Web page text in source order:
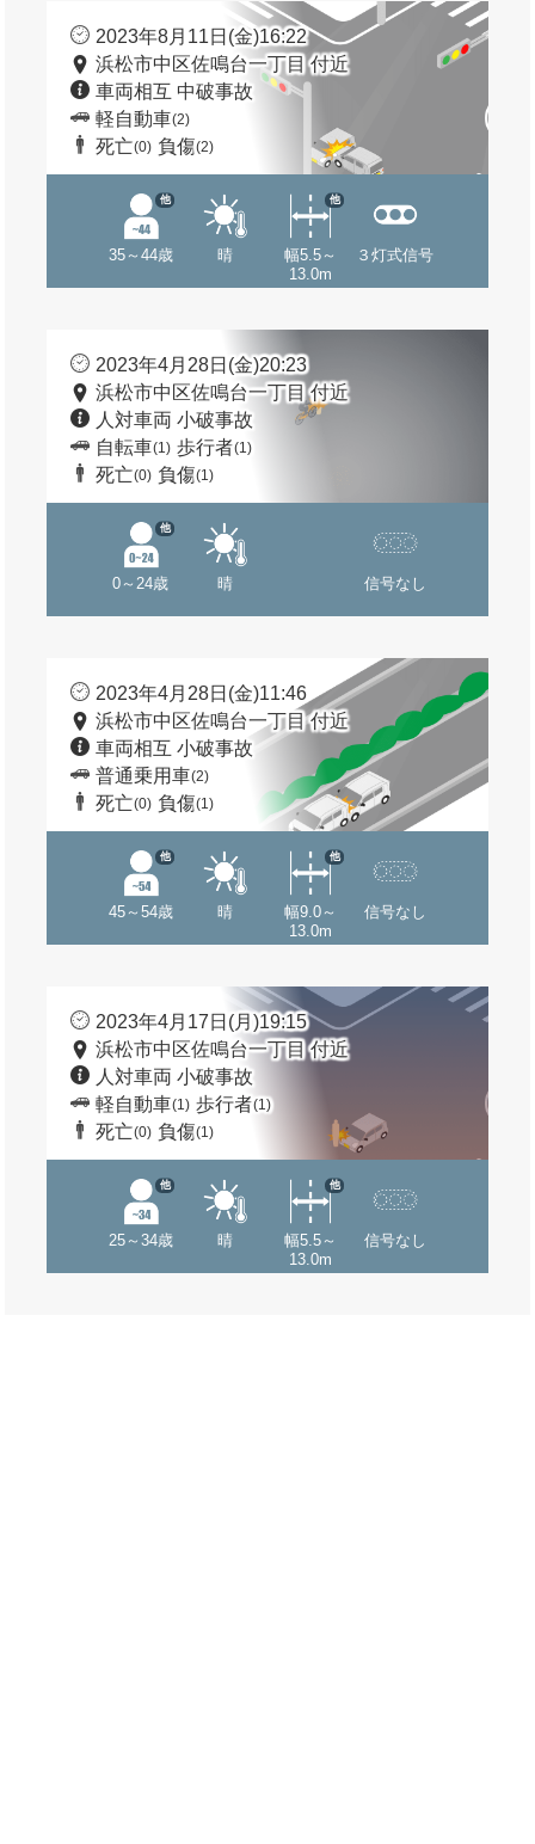
2023年8月11日(金)16:22
浜松市中区佐鳴台一丁目 付近
車両相互 中破事故
軽自動車(2)
死亡(0) 負傷(2)
35～44歳
他
晴
幅5.5～
13.0m
他
３灯式信号
2023年4月28日(金)20:23
浜松市中区佐鳴台一丁目 付近
人対車両 小破事故
自転車(1) 歩行者(1)
死亡(0) 負傷(1)
0～24歳
他
晴 信号なし
2023年4月28日(金)11:46
浜松市中区佐鳴台一丁目 付近
車両相互 小破事故
普通乗用車(2)
死亡(0) 負傷(1)
45～54歳
他
晴
幅9.0～
13.0m
他
信号なし
2023年4月17日(月)19:15
浜松市中区佐鳴台一丁目 付近
人対車両 小破事故
軽自動車(1) 歩行者(1)
死亡(0) 負傷(1)
25～34歳
他
晴
幅5.5～
13.0m
他
信号なし